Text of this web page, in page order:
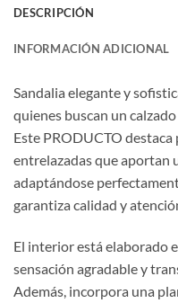
DESCRIPCIÓN
INFORMACIÓN ADICIONAL
Sandalia elegante y
quienes buscan un
Este PRODUCTO
entrelazadas que aportan
adaptándose
garantiza calidad y
El interior está elaborado
sensación agradable y
Además, incorpora una